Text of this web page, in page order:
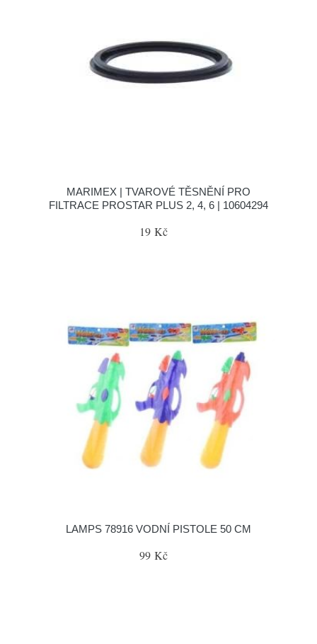
MARIMEX | TVAROVÉ TĚSNĚNÍ PRO
FILTRACE PROSTAR PLUS 2, 4, 6 | 10604294
19 Kč
LAMPS 78916 VODNÍ PISTOLE 50 CM
99 Kč